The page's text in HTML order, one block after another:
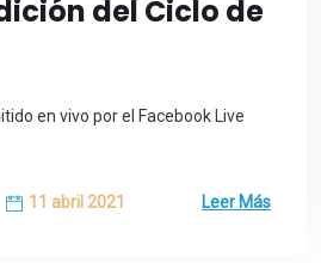
del Ciclo de
en vivo por el Facebook Live
11 abril 2021 Leer Más